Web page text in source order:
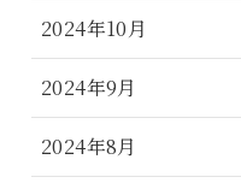
2024年10月
2024年9月
2024年8月